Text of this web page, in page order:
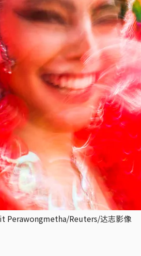
Perawongmetha/Reuters/达志影像